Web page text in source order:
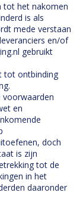
tot het nakomen
is als
mede verstaan
en/of
gebruikt
tot ontbinding
voorwaarden
en
doch
is zijn
tot de
in het
daaronder